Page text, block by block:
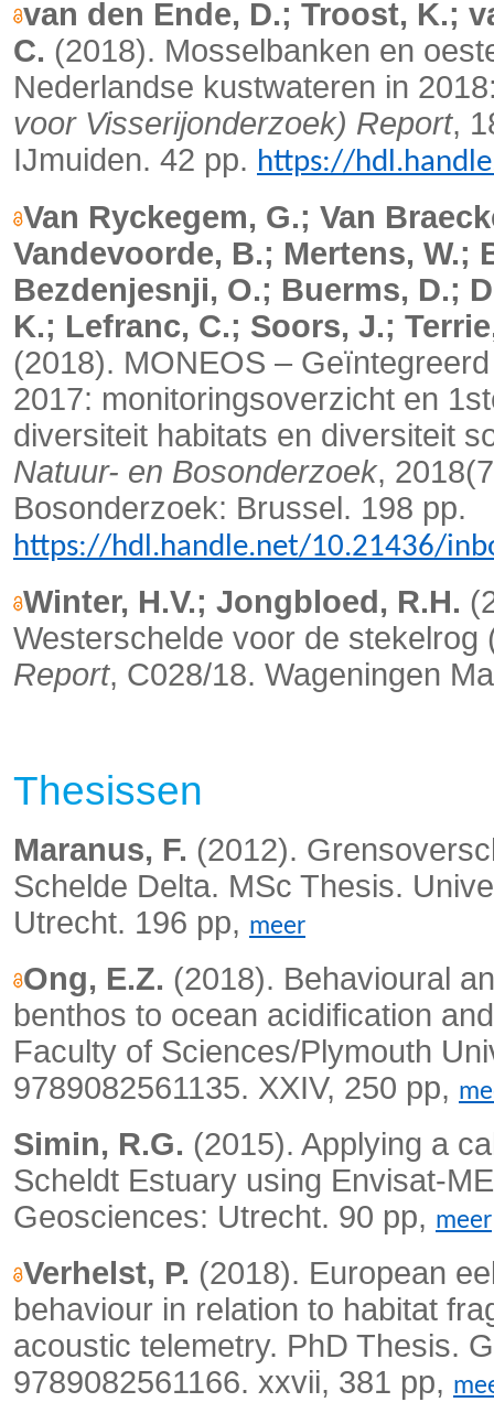
van den Ende, D.; Troost, K.;
C. (2018). Mosselbanken en
Nederlandse kustwateren in
voor Visserijonderzoek) Report,
IJmuiden. 42 pp. https://
Van Ryckegem, G.; Van
Vandevoorde, B.; Mertens, W.;
Bezdenjesnji, O.; Buerms, D.;
K.; Lefranc, C.; Soors, J.;
(2018). MONEOS –
2017: monitoringsoverzicht en
diversiteit habitats en diversiteit
Natuur- en Bosonderzoek,
Bosonderzoek: Brussel. 198 pp.
https://hdl.handle.net/10.21436/
Winter, H.V.; Jongbloed, R.H.
Westerschelde voor de stekelrog
Report, C028/18. Wageningen
Thesissen
Maranus, F. (2012).
Schelde Delta. MSc Thesis.
Utrecht. 196 pp, meer
Ong, E.Z. (2018). Behavioural
benthos to ocean acidification
Faculty of Sciences/Plymouth
9789082561135. XXIV, 250 pp,
Simin, R.G. (2015). Applying a
Scheldt Estuary using Envisat-
Geosciences: Utrecht. 90 pp, meer
Verhelst, P. (2018). European
behaviour in relation to habitat
acoustic telemetry. PhD Thesis.
9789082561166. xxvii, 381 pp,